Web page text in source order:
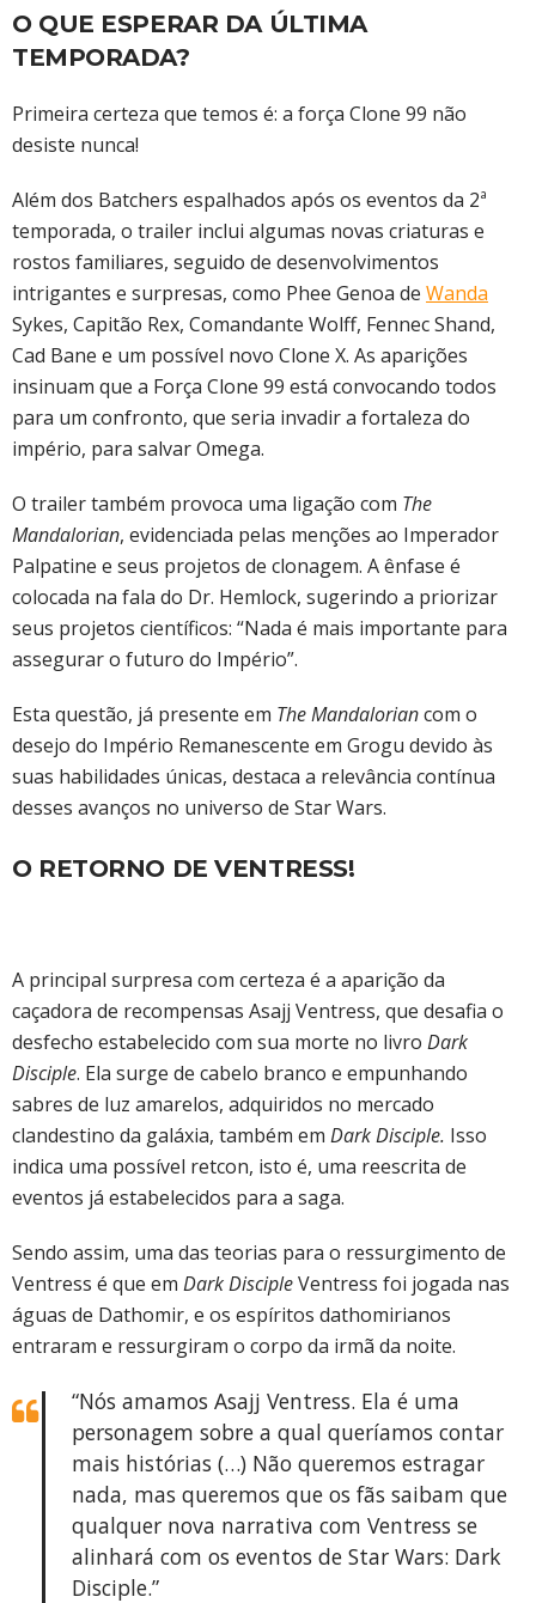
O QUE ESPERAR DA ÚLTIMA
TEMPORADA?
Primeira certeza que temos é: a força Clone 99 não
desiste nunca!
Além dos Batchers espalhados após os eventos da 2ª
temporada, o trailer inclui algumas novas criaturas e
rostos familiares, seguido de desenvolvimentos
intrigantes e surpresas, como Phee Genoa de Wanda
Sykes, Capitão Rex, Comandante Wolff, Fennec Shand,
Cad Bane e um possível novo Clone X. As aparições
insinuam que a Força Clone 99 está convocando todos
para um confronto, que seria invadir a fortaleza do
império, para salvar Omega.
O trailer também provoca uma ligação com The
Mandalorian, evidenciada pelas menções ao Imperador
Palpatine e seus projetos de clonagem. A ênfase é
colocada na fala do Dr. Hemlock, sugerindo a priorizar
seus projetos científicos: “Nada é mais importante para
assegurar o futuro do Império”.
Esta questão, já presente em The Mandaloriancom o
desejo do Império Remanescente em Grogu devido às
suas habilidades únicas, destaca a relevância contínua
desses avanços no universo de Star Wars.
O RETORNO DE VENTRESS!
A principal surpresa com certeza é a aparição da
caçadora de recompensas Asajj Ventress, que desafia o
desfecho estabelecido com sua morte no livro Dark
Disciple. Ela surge de cabelo branco e empunhando
sabres de luz amarelos, adquiridos no mercado
clandestino da galáxia, também em Dark Disciple. Isso
indica uma possível retcon, isto é, uma reescrita de
eventos já estabelecidos para a saga.
Sendo assim, uma das teorias para o ressurgimento de
Ventress é que em Dark DiscipleVentress foi jogada nas
águas de Dathomir, e os espíritos dathomirianos
entraram e ressurgiram o corpo da irmã da noite.
“Nós amamos Asajj Ventress. Ela é uma
personagem sobre a qual queríamos contar
mais histórias (…) Não queremos estragar
nada, mas queremos que os fãs saibam que
qualquer nova narrativa com Ventress se
alinhará com os eventos de Star Wars: Dark
Disciple.”